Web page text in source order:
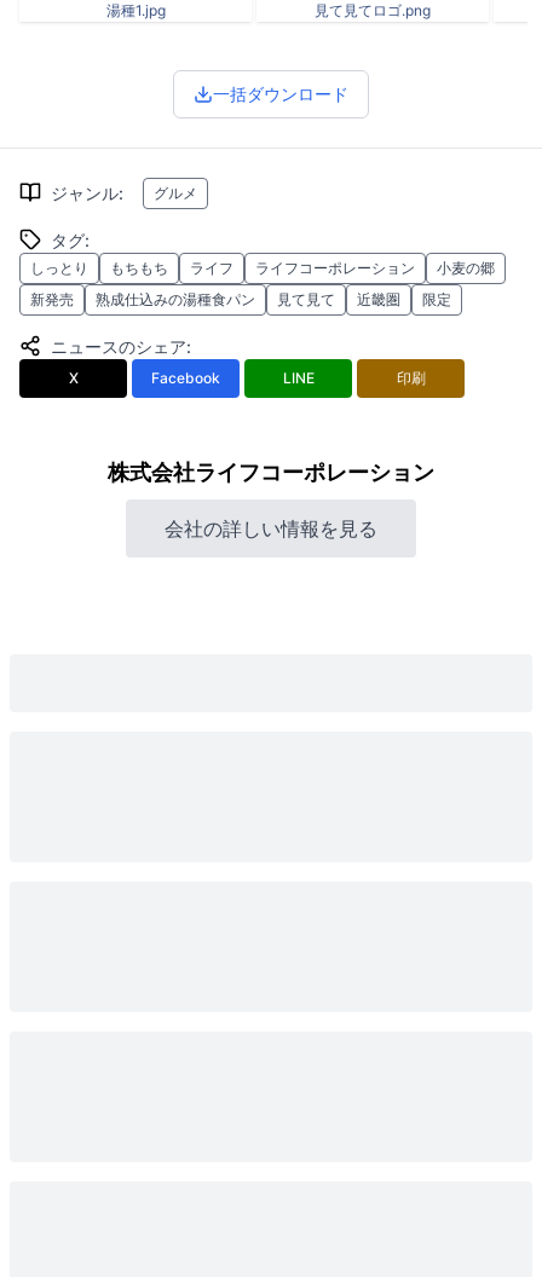
湯種1.jpg 見て見てロゴ.png
一括ダウンロード
ジャンル: グルメ
タグ:
しっとり もちもち ライフ ライフコーポレーション
小麦の郷
新発売
熟成仕込みの湯種食パン 見て見て 近畿圏 限定
ニュースのシェア:
X Facebook LINE 印刷
株式会社ライフコーポレーション
会社の詳しい情報を見る